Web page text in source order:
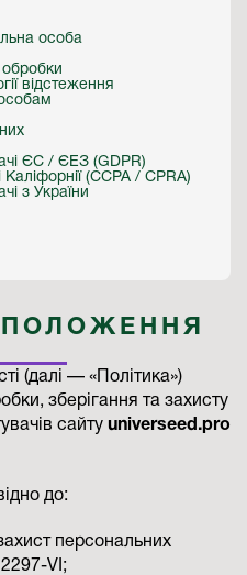
особа
обробки
відстеження
ЄС / ЄЕЗ (GDPR)
(CCPA / CPRA)
з України
ПОЛОЖЕННЯ
(далі — «Політика»)
зберігання та захисту
сайту universeed.pro
до:
персональних
VI;